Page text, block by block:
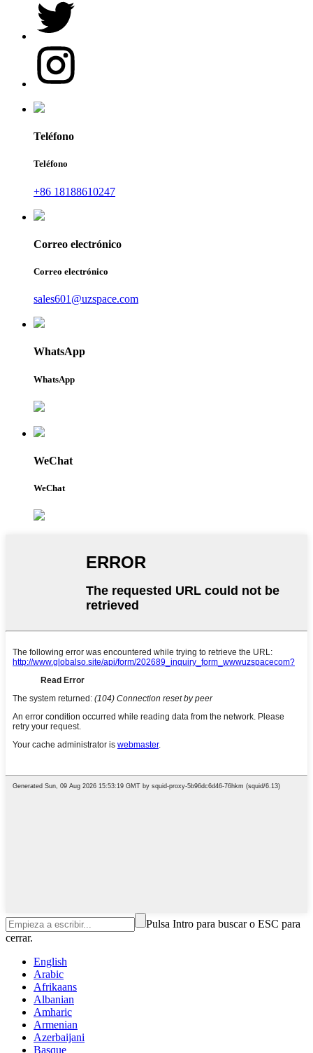
Teléfono
Teléfono
+86 18188610247
Correo electrónico
Correo electrónico
sales601@uzspace.com
WhatsApp
WhatsApp
WeChat
WeChat
Pulsa Intro para buscar o ESC para
cerrar.
English
Arabic
Afrikaans
Albanian
Amharic
Armenian
Azerbaijani
Basque